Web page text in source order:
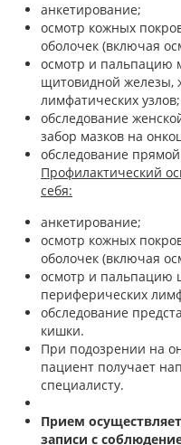
анкетирование;
осмотр кожных
оболочек (включая
осмотр и пальпацию
щитовидной железы,
лимфатических узлов;
обследование
забор мазков на
обследование
Профилактический
себя:
анкетирование;
осмотр кожных
оболочек (включая
осмотр и пальпацию
периферических
обследование
кишки.
При подозрении на
пациент получает
специалисту.
Прием
записи с